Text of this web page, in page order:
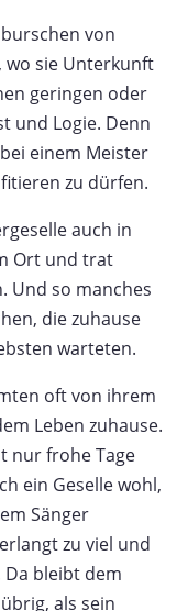
von
wo sie Unterkunft
geringen oder
und Logie. Denn
einem Meister
zu dürfen.
auch in
Ort und trat
Und so manches
die zuhause
warteten.
oft von ihrem
Leben zuhause.
nur frohe Tage
ein Geselle wohl,
Sänger
zu viel und
bleibt dem
als sein